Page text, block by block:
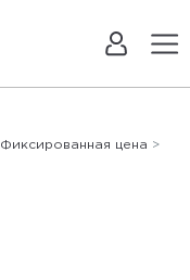
Фиксированная цена >